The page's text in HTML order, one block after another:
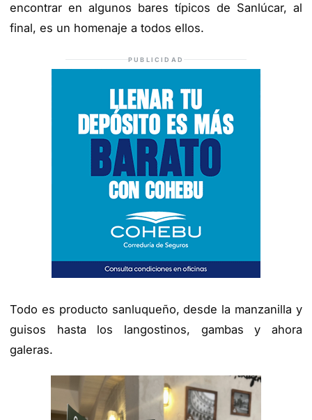
encontrar en algunos bares típicos de Sanlúcar, al
final, es un homenaje a todos ellos.
PUBLICIDAD
Todo es producto sanluqueño, desde la manzanilla y
guisos hasta los langostinos, gambas y ahora
galeras.